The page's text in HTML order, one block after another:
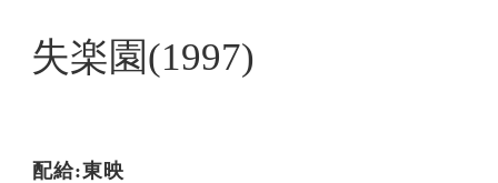
失楽園(1997)
配給:東映